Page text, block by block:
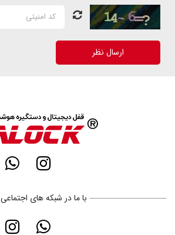
ارسال نظر
با ما در شبکه های اجتماعی